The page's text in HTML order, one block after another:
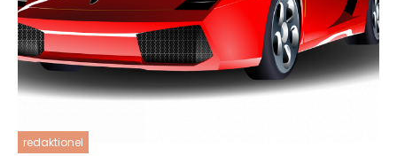
redaktionel